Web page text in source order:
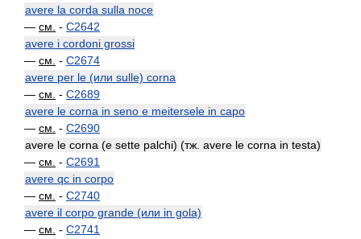
avere la corda sulla noce
— см. - C2642
avere i cordoni grossi
— см. - C2674
avere per le (или sulle) corna
— см. - C2689
avere le corna in seno e meitersele in capo
— см. - C2690
avere le corna (e sette palchi) (тж. avere le corna in testa)
— см. - C2691
avere qc in corpo
— см. - C2740
avere il corpo grande (или in gola)
— см. - C2741